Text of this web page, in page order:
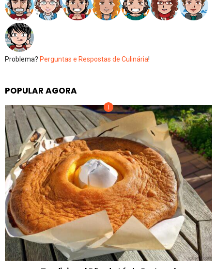
Problema? Perguntas e Respostas de Culinária!
POPULAR AGORA